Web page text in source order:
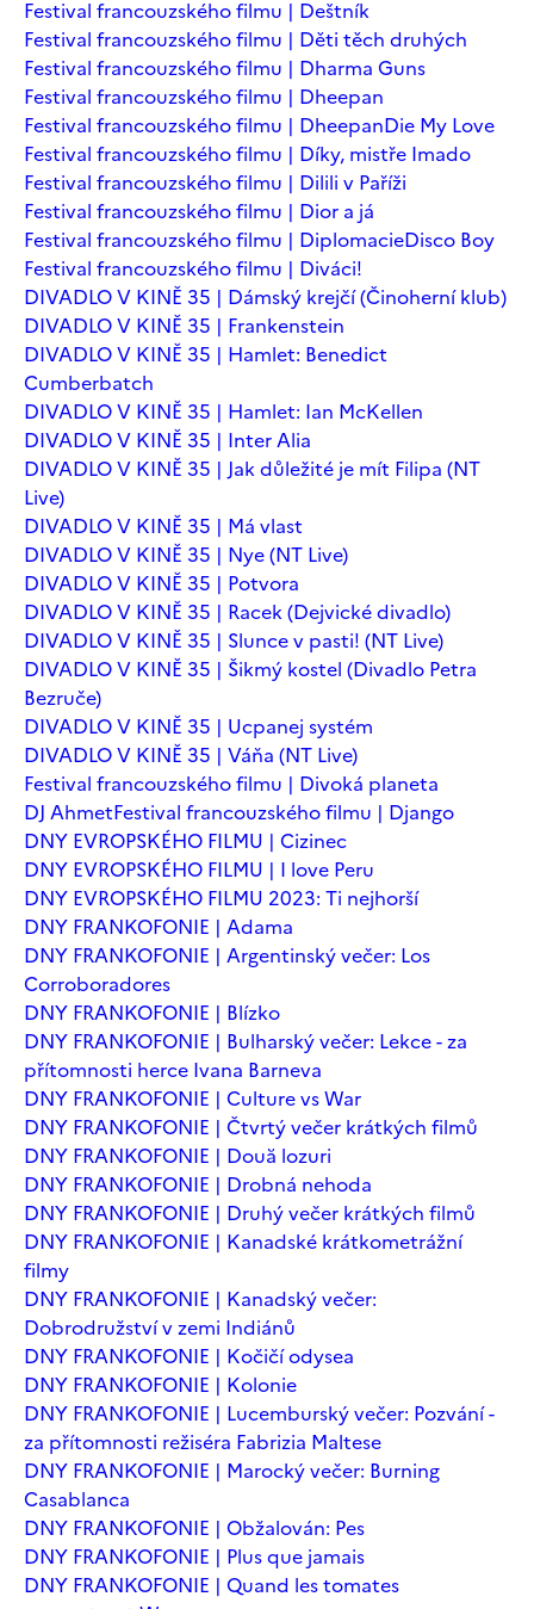
Festival francouzského filmu | Deštník
Festival francouzského filmu | Děti těch druhých
Festival francouzského filmu | Dharma Guns
Festival francouzského filmu | Dheepan
Festival francouzského filmu | DheepanDie My Love
Festival francouzského filmu | Díky, mistře Imado
Festival francouzského filmu | Dilili v Paříži
Festival francouzského filmu | Dior a já
Festival francouzského filmu | DiplomacieDisco Boy
Festival francouzského filmu | Diváci!
DIVADLO V KINĚ 35 | Dámský krejčí (Činoherní klub)
DIVADLO V KINĚ 35 | Frankenstein
DIVADLO V KINĚ 35 | Hamlet: Benedict
Cumberbatch
DIVADLO V KINĚ 35 | Hamlet: Ian McKellen
DIVADLO V KINĚ 35 | Inter Alia
DIVADLO V KINĚ 35 | Jak důležité je mít Filipa (NT
Live)
DIVADLO V KINĚ 35 | Má vlast
DIVADLO V KINĚ 35 | Nye (NT Live)
DIVADLO V KINĚ 35 | Potvora
DIVADLO V KINĚ 35 | Racek (Dejvické divadlo)
DIVADLO V KINĚ 35 | Slunce v pasti! (NT Live)
DIVADLO V KINĚ 35 | Šikmý kostel (Divadlo Petra
Bezruče)
DIVADLO V KINĚ 35 | Ucpanej systém
DIVADLO V KINĚ 35 | Váňa (NT Live)
Festival francouzského filmu | Divoká planeta
DJ AhmetFestival francouzského filmu | Django
DNY EVROPSKÉHO FILMU | Cizinec
DNY EVROPSKÉHO FILMU | I love Peru
DNY EVROPSKÉHO FILMU 2023: Ti nejhorší
DNY FRANKOFONIE | Adama
DNY FRANKOFONIE | Argentinský večer: Los
Corroboradores
DNY FRANKOFONIE | Blízko
DNY FRANKOFONIE | Bulharský večer: Lekce - za
přítomnosti herce Ivana Barneva
DNY FRANKOFONIE | Culture vs War
DNY FRANKOFONIE | Čtvrtý večer krátkých filmů
DNY FRANKOFONIE | Două lozuri
DNY FRANKOFONIE | Drobná nehoda
DNY FRANKOFONIE | Druhý večer krátkých filmů
DNY FRANKOFONIE | Kanadské krátkometrážní
filmy
DNY FRANKOFONIE | Kanadský večer:
Dobrodružství v zemi Indiánů
DNY FRANKOFONIE | Kočičí odysea
DNY FRANKOFONIE | Kolonie
DNY FRANKOFONIE | Lucemburský večer: Pozvání -
za přítomnosti režiséra Fabrizia Maltese
DNY FRANKOFONIE | Marocký večer: Burning
Casablanca
DNY FRANKOFONIE | Obžalován: Pes
DNY FRANKOFONIE | Plus que jamais
DNY FRANKOFONIE | Quand les tomates